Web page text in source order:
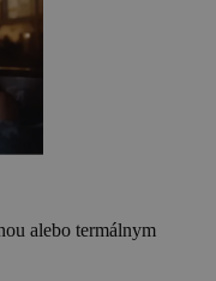
alebo termálnym